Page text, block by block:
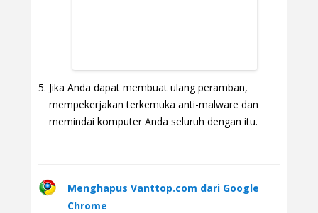
Jika Anda dapat membuat ulang peramban,
mempekerjakan terkemuka anti-malware dan
memindai komputer Anda seluruh dengan itu.
Menghapus Vanttop.com dari Google
Chrome